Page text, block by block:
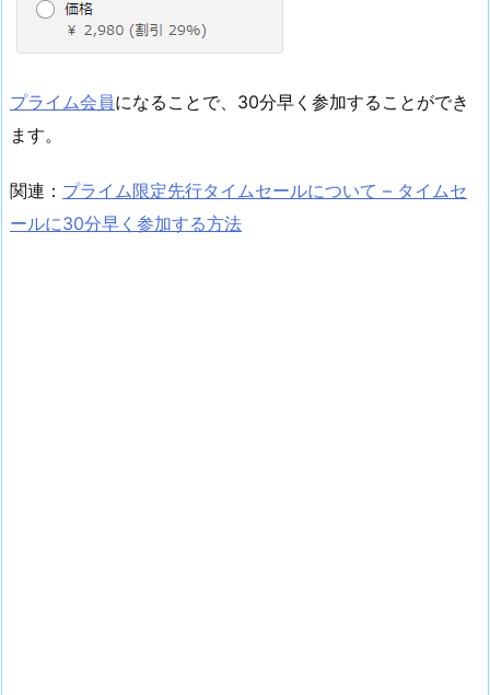
プライム会員になることで、30分早く参加することができ
ます。
関連： プライム限定先行タイムセールについて – タイムセ
ールに30分早く参加する方法